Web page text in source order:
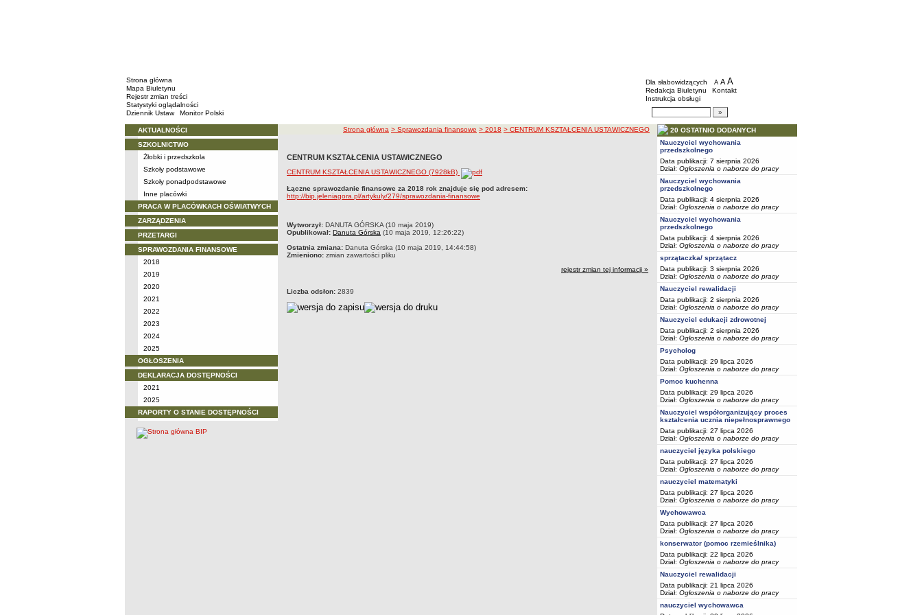
Strona główna
Mapa Biuletynu
Rejestr zmian treści
Statystyki oglądalności
Dziennik Ustaw
Monitor Polski
BIP - Szkoły i placówki wychowawcze
Menu dodatkowe
Dla słabowidzących A pomniejsz czcionkę
A standardowy rozmiar czcionki
A
Redakcja Biuletynu
Kontakt
Instrukcja obsługi
Wyszukiwarka artykułów
Menu
AKTUALNOŚCI
SZKOLNICTWO
Żłobki i przedszkola
Szkoły podstawowe
Szkoły ponadpodstawowe
Inne placówki
PRACA W PLACÓWKACH OŚWIATWYCH
ZARZĄDZENIA
PRZETARGI
SPRAWOZDANIA FINANSOWE
2018
2019
2020
2021
2022
2023
2024
2025
OGŁOSZENIA
DEKLARACJA DOSTĘPNOŚCI
2021
2025
RAPORTY O STANIE DOSTĘPNOŚCI
ścieżka nawigacji
Strona główna > Sprawozdania finansowe > 2018 > CENTRUM KSZTAŁCENIA USTAWICZNEGO
CENTRUM KSZTAŁCENIA USTAWICZNEGO
CENTRUM KSZTAŁCENIA USTAWICZNEGO (7928kB)
Łączne sprawozdanie finansowe za 2018 rok znajduje się pod adresem:
http://bip.jeleniagora.pl/artykuly/279/sprawozdania-finansowe
metryczka
Wytworzył: DANUTA GÓRSKA (10 maja 2019)
Opublikował: Danuta Górska (10 maja 2019, 12:26:22)
Ostatnia zmiana: Danuta Górska (10 maja 2019, 14:44:58)
Zmieniono: zmian zawartości pliku
rejestr zmian tej informacji »
Liczba odsłon: 2839
20 OSTATNIO DODANYCH
Nauczyciel wychowania
przedszkolnego
Data publikacji: 7 sierpnia 2026
Dział: Ogłoszenia o naborze do pracy
Nauczyciel wychowania
przedszkolnego
Data publikacji: 4 sierpnia 2026
Dział: Ogłoszenia o naborze do pracy
Nauczyciel wychowania
przedszkolnego
Data publikacji: 4 sierpnia 2026
Dział: Ogłoszenia o naborze do pracy
sprzątaczka/ sprzątacz
Data publikacji: 3 sierpnia 2026
Dział: Ogłoszenia o naborze do pracy
Nauczyciel rewalidacji
Data publikacji: 2 sierpnia 2026
Dział: Ogłoszenia o naborze do pracy
Nauczyciel edukacji zdrowotnej
Data publikacji: 2 sierpnia 2026
Dział: Ogłoszenia o naborze do pracy
Psycholog
Data publikacji: 29 lipca 2026
Dział: Ogłoszenia o naborze do pracy
Pomoc kuchenna
Data publikacji: 29 lipca 2026
Dział: Ogłoszenia o naborze do pracy
Nauczyciel współorganizujący proces
kształcenia ucznia niepełnosprawnego
Data publikacji: 27 lipca 2026
Dział: Ogłoszenia o naborze do pracy
nauczyciel języka polskiego
Data publikacji: 27 lipca 2026
Dział: Ogłoszenia o naborze do pracy
nauczyciel matematyki
Data publikacji: 27 lipca 2026
Dział: Ogłoszenia o naborze do pracy
Wychowawca
Data publikacji: 27 lipca 2026
Dział: Ogłoszenia o naborze do pracy
konserwator (pomoc rzemieślnika)
Data publikacji: 22 lipca 2026
Dział: Ogłoszenia o naborze do pracy
Nauczyciel rewalidacji
Data publikacji: 21 lipca 2026
Dział: Ogłoszenia o naborze do pracy
nauczyciel wychowawca